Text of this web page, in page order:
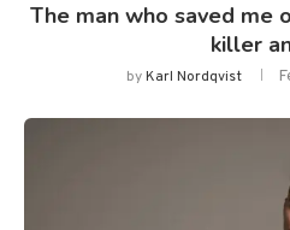
The man who saved me
killer
byKarl Nordqvist